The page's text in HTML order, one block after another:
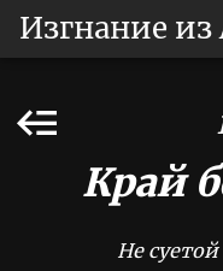
Изгнание из
Край
Не